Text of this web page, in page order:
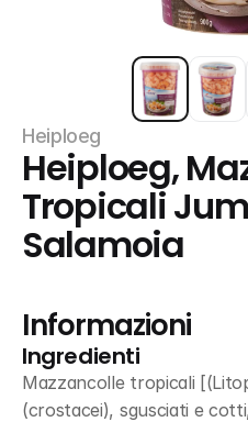
Heiploeg
Heiploeg,
Tropicali
Salamoia
Informazioni
Ingredienti
Mazzancolle tropicali
(crostacei), sgusciati e